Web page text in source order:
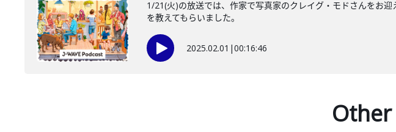
1/21(火)の放送では、作家で写真家のクレイグ・モドさんをお
を教えてもらいました。
2025.02.01 |00:16:46